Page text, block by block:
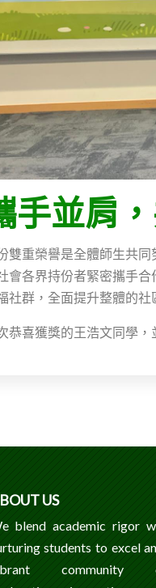
手並肩
雙重榮譽是全體師生共
會各界持份者緊密攜手
社群，全面提升整體的社
恭喜獲獎的王浩文同學，
US
blend academic rigor
students to excel
community